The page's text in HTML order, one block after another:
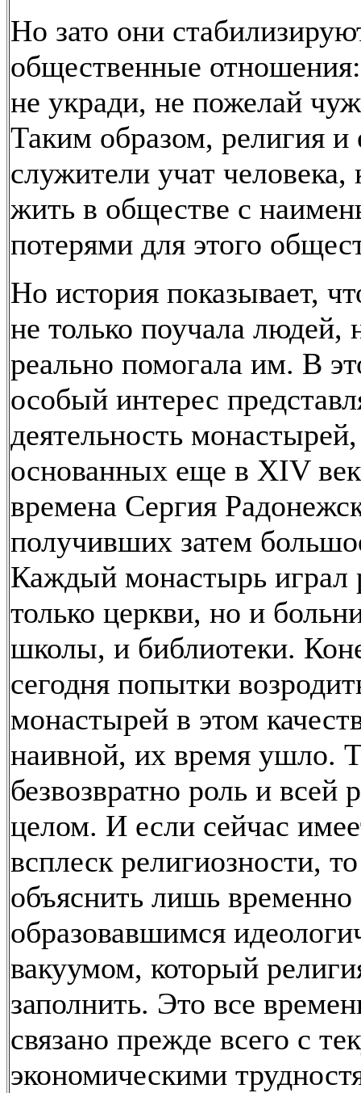
Но зато они
общественные
не укради, не пожелай
Таким образом, религия и
служители учат человека,
жить в обществе с
потерями для этого
Но история показывает,
не только поучала людей,
реально помогала им. В
особый интерес
деятельность монастырей,
основанных еще в XIV
времена Сергия
получивших затем
Каждый монастырь играл
только церкви, но и
школы, и библиотеки.
сегодня попытки
монастырей в этом
наивной, их время ушло.
безвозвратно роль и всей
целом. И если сейчас
всплеск религиозности,
объяснить лишь временно
образовавшимся
вакуумом, который
заполнить. Это все
связано прежде всего с
экономическими